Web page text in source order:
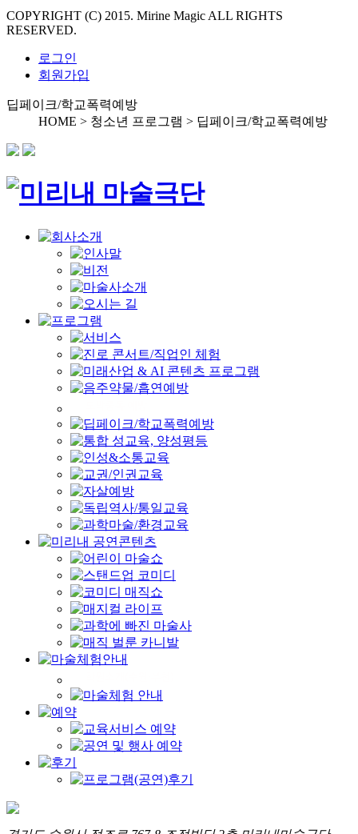
COPYRIGHT (C) 2015. Mirine Magic ALL RIGHTS
RESERVED.
로그인
회원가입
딥페이크/학교폭력예방
HOME > 청소년 프로그램 > 딥페이크/학교폭력예방